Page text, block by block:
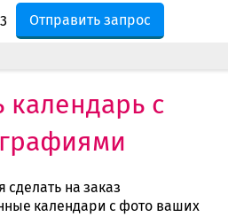
Отправить запрос
календарь с
сделать на заказ
календари с фото ваших